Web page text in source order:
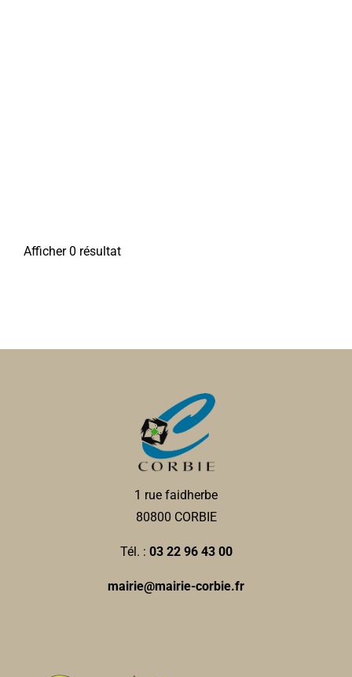
Afficher 0 résultat
1 rue faidherbe
80800 CORBIE
Tél. : 03 22 96 43 00
mairie@mairie-corbie.fr